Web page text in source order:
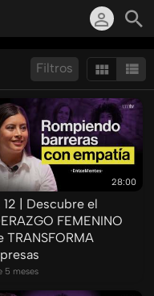
Filtros
Mostrar:
Resultados/Pág.:
28:00
12 | Descubre el
FEMENINO
TRANSFORMA
5 meses